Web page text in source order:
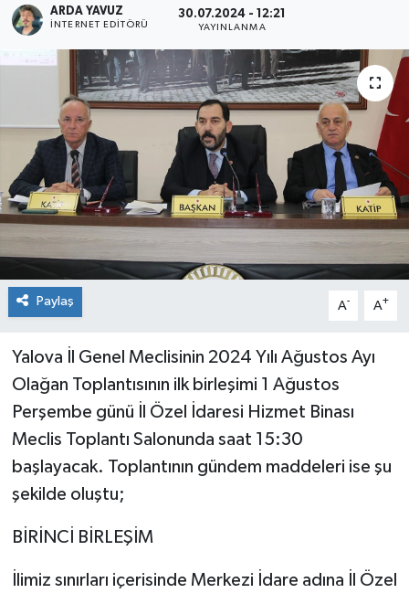
ARDA YAVUZ
İNTERNET EDITÖRÜ
30.07.2024 - 12:21
YAYINLANMA
Paylaş A- A+
Yalova İl Genel Meclisinin 2024 Yılı Ağustos Ayı
Olağan Toplantısının ilk birleşimi 1 Ağustos
Perşembe günü İl Özel İdaresi Hizmet Binası
Meclis Toplantı Salonunda saat 15:30
başlayacak. Toplantının gündem maddeleri ise şu
şekilde oluştu;
BİRİNCİ BİRLEŞİM
İlimiz sınırları içerisinde Merkezi İdare adına İl Özel
RESMİ İLAN